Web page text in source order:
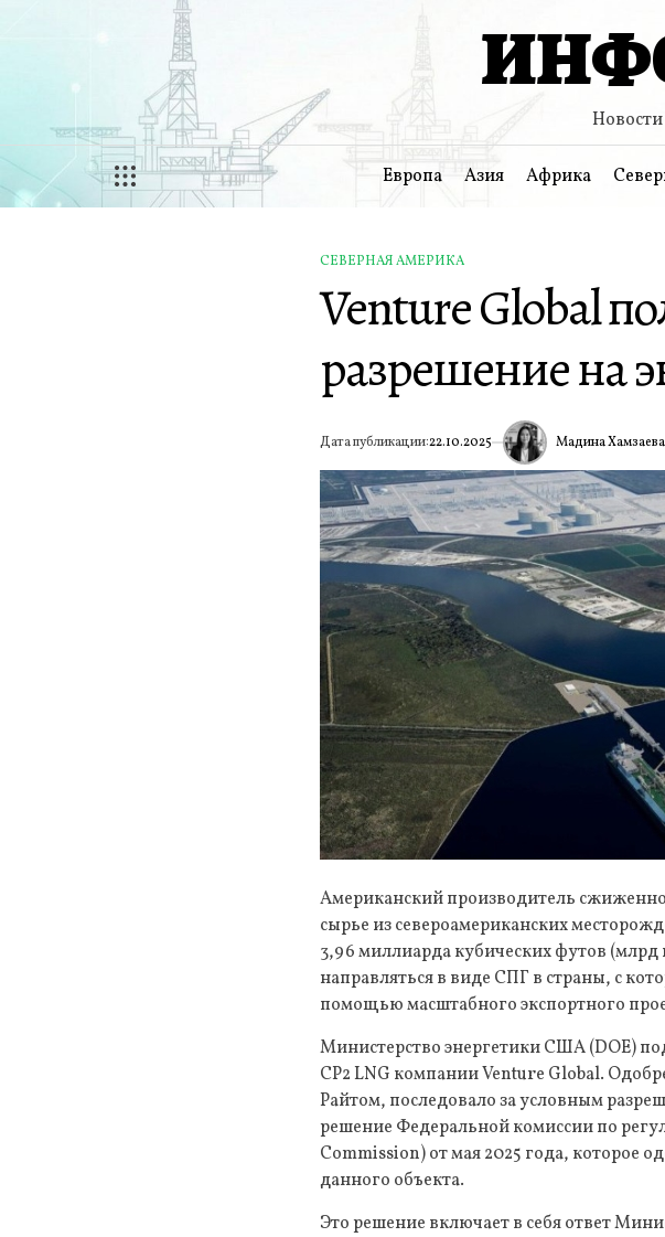
Европа Азия Африка
ОПУБЛИКОВАНО
В
СЕВЕРНАЯ АМЕРИКА
Venture Global
разрешение на
Дата публикации:22.10.2025 ИА Мадина Хамзаева
Американский производитель
сырье из североамериканских
3,96 миллиарда кубических футов (млрд
направляться в виде СПГ в страны, с
помощью масштабного экспортного
Министерство энергетики США (DOE)
CP2 LNG компании Venture Global.
Райтом, последовало за условным
решение Федеральной комиссии по
Commission) от мая 2025 года, которое
данного объекта.
Это решение включает в себя ответ